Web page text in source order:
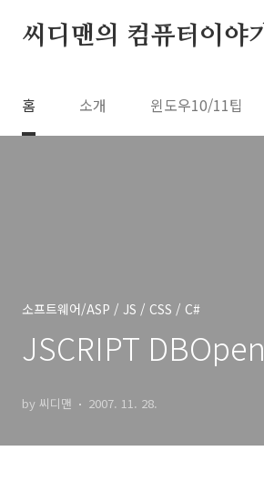
씨디맨의 컴퓨터이야기
홈 소개 윈도우10/11팁
소프트웨어/ASP / JS / CSS / C#
JSCRIPT DBOpen
by 씨디맨 2007. 11. 28.